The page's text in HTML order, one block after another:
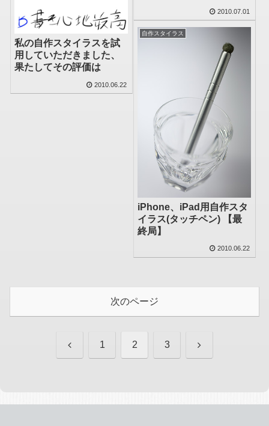
2010.07.01
私の自作スタイラスを試
用していただきました、
果たしてその評価は
2010.06.22
自作スタイラス
iPhone、iPad用自作スタ
イラス(タッチペン) 【最
終局】
2010.06.22
次のページ
前 1 2 3 次